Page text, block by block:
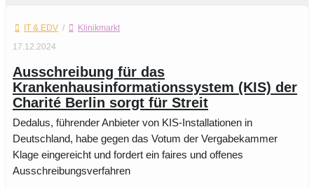
IT & EDV /
Klinikmarkt
17.12.2024
Ausschreibung für das
Krankenhausinformationssystem (KIS) der
Charité Berlin sorgt für Streit
Dedalus, führender Anbieter von KIS-Installationen in
Deutschland, habe gegen das Votum der Vergabekammer
Klage eingereicht und fordert ein faires und offenes
Ausschreibungsverfahren